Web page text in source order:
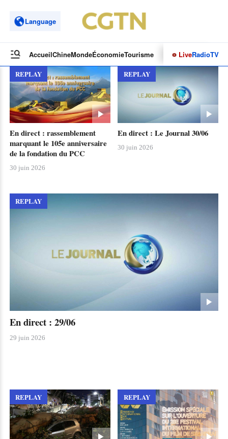
Language
AccueilChineMondeÉconomieTourismeCulture&SportOpinions
LiveRadioTV
REPLAY
En direct : rassemblement
marquant le 105e anniversaire
de la fondation du PCC
30 juin 2026
REPLAY
En direct : Le Journal 30/06
30 juin 2026
REPLAY
En direct : 29/06
29 juin 2026
REPLAY REPLAY